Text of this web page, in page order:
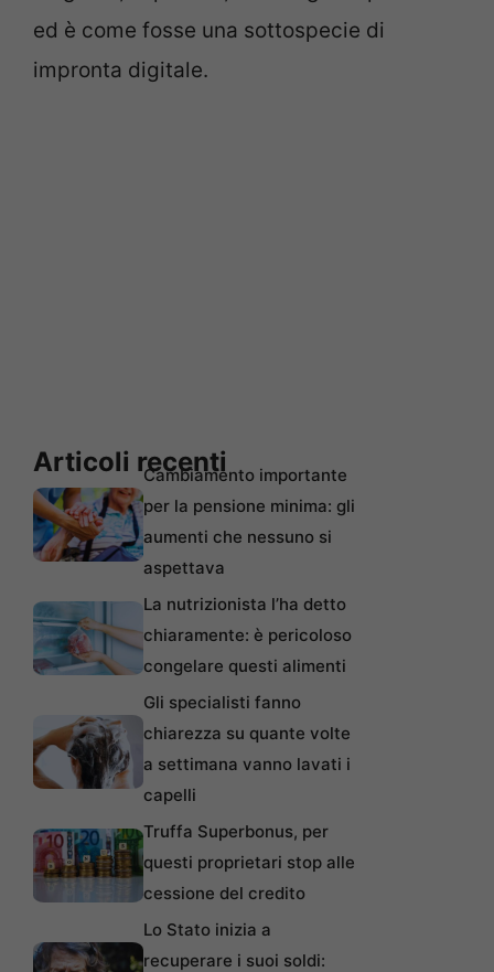
ed è come fosse una sottospecie di
impronta digitale.
Articoli recentiCambiamento importante
per la pensione minima: gli
aumenti che nessuno si
aspettava
La nutrizionista l’ha detto
chiaramente: è pericoloso
congelare questi alimenti
Gli specialisti fanno
chiarezza su quante volte
a settimana vanno lavati i
capelli
Truffa Superbonus, per
questi proprietari stop alle
cessione del credito
Lo Stato inizia a
recuperare i suoi soldi: